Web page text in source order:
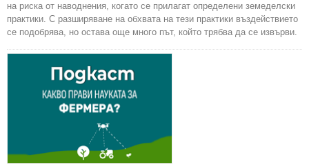
на риска от наводнения, когато се прилагат определени земеделски
практики. С разширяване на обхвата на тези практики въздействието
се подобрява, но остава още много път, който трябва да се извърви.